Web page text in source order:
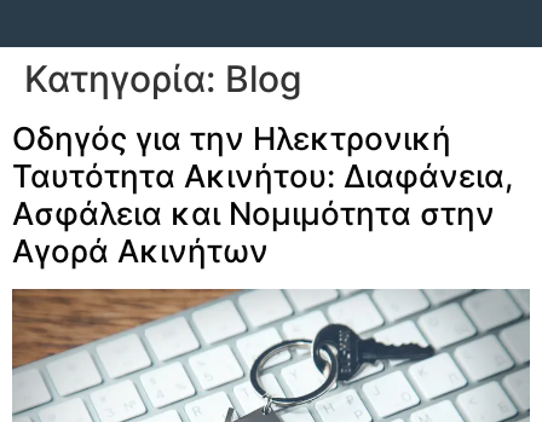
Κατηγορία: Blog
Οδηγός για την Ηλεκτρονική
Ταυτότητα Ακινήτου: Διαφάνεια,
Ασφάλεια και Νομιμότητα στην
Αγορά Ακινήτων